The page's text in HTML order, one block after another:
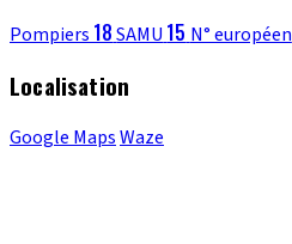
Pompiers 18SAMU 15 N° européen
Localisation
Google MapsWaze